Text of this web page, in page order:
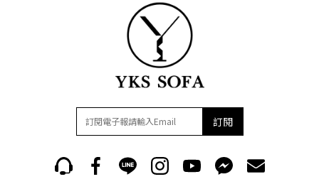
訂閱